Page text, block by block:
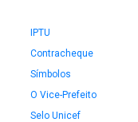
IPTU
Contracheque
Símbolos
O Vice-Prefeito
Selo Unicef